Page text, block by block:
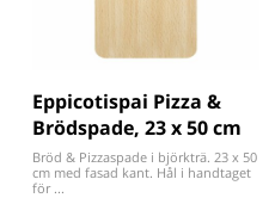
Eppicotispai Pizza &
Brödspade, 23 x 50 cm
Bröd & Pizzaspade i björkträ. 23 x 50
cm med fasad kant. Hål i handtaget
för ...